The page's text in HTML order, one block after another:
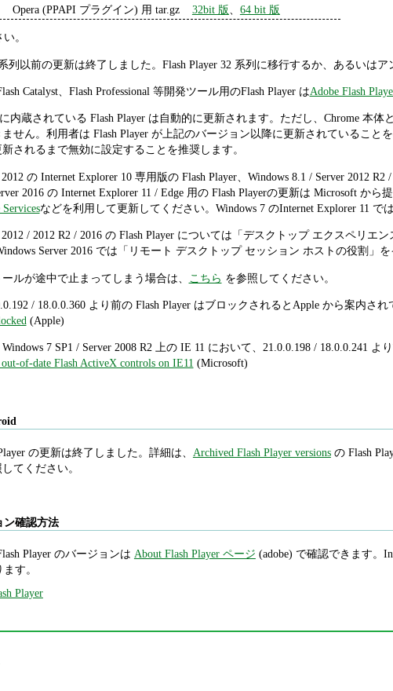
Opera (PPAPI プラグイン) 用 tar.gz
32bit 版 64 bit 版
。
列以前の更新は終了しました。Flash Player 32 系列に移行するか、あるいはア
Catalyst、Flash Professional 等開発ツール用のFlash Player はAdobe Flash
に内蔵されている Flash Player は自動的に更新されます。ただし、Chrome 本
せん。利用者は Flash Player が上記のバージョン以降に更新されていること
されるまで無効に設定することを推奨します。
の Internet Explorer 10 専用版の Flash Player、Windows 8.1 / Server 2012 R2
2016 の Internet Explorer 11 / Edge 用の Flash Playerの更新は Microsoft から
などを利用して更新してください。Windows 7 のInternet Explorer 11 で
2012 / 2012 R2 / 2016 の Flash Player については「デスクトップ エクスペリ
Server 2016 では「リモート デスクトップ セッション ホストの役割」
ルが途中で止まってしまう場合は、 こちら を参照してください。
/ 18.0.0.360 より前の Flash Player はブロックされるとApple から案内され
(Apple)
7 SP1 / Server 2008 R2 上の IE 11 において、21.0.0.198 / 18.0.0.241
of-date Flash ActiveX controls on IE11 (Microsoft)
の更新は終了しました。詳細は、 Archived Flash Player versionsの Flash
てください。
ン確認方法
Player のバージョンは About Flash Player ページ (adobe) で確認できます。
す。
Player